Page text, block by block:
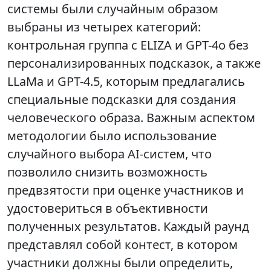
системы были случайным образом
выбраны из четырех категорий:
контрольная группа с ELIZA и GPT-4o без
персонализированных подсказок, а также
LLaMa и GPT-4.5, которым предлагались
специальные подсказки для создания
человеческого образа. Важным аспектом
методологии было использование
случайного выбора AI-систем, что
позволило снизить возможность
предвзятости при оценке участников и
удостовериться в объективности
полученных результатов. Каждый раунд
представлял собой контест, в котором
участники должны были определить,